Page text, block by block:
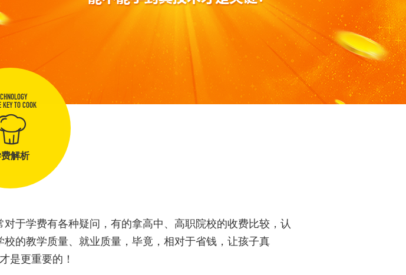
KEY TO COOK
解析
于学费有各种疑问，有的拿高中、高职院校的收费比较，认
的教学质量、就业质量，毕竟，相对于省钱，让孩子真
是更重要的！